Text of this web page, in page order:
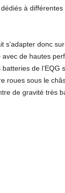
à
s’adapter donc
de hautes
de l’EQG
roues sous le
de gravité très